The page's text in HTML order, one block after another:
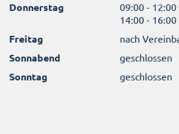
Donnerstag
09:00 - 12:00
14:00 -
Freitag nach
Sonnabend geschlossen
Sonntag geschlossen